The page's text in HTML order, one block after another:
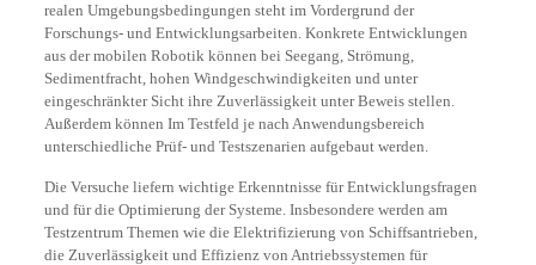
realen Umgebungsbedingungen steht im Vordergrund der
Forschungs- und Entwicklungsarbeiten. Konkrete Entwicklungen
aus der mobilen Robotik können bei Seegang, Strömung,
Sedimentfracht, hohen Windgeschwindigkeiten und unter
eingeschränkter Sicht ihre Zuverlässigkeit unter Beweis stellen.
Außerdem können Im Testfeld je nach Anwendungsbereich
unterschiedliche Prüf- und Testszenarien aufgebaut werden.
Die Versuche liefern wichtige Erkenntnisse für Entwicklungsfragen
und für die Optimierung der Systeme. Insbesondere werden am
Testzentrum Themen wie die Elektrifizierung von Schiffsantrieben,
die Zuverlässigkeit und Effizienz von Antriebssystemen für